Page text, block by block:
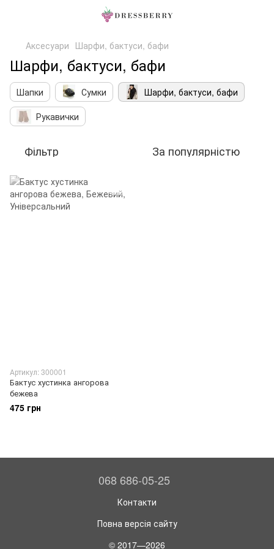
Аксесуари Шарфи, бактуси, бафи
Шарфи, бактуси, бафи
Шапки Сумки
Шарфи, бактуси, бафи
Рукавички
Фільтр За популярністю
Артикул: 300001
Бактус хустинка ангорова
бежева
475 грн
068 686-05-25
Контакти
Повна версія сайту
© 2017—2026